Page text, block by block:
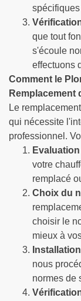
que tout
s'écoule
effectuons
Comment le
Remplacement
Le
qui nécessite
professionnel.
Evaluation
votre
remplacé
Choix du
choisir le
mieux à
Installation
nous
normes de